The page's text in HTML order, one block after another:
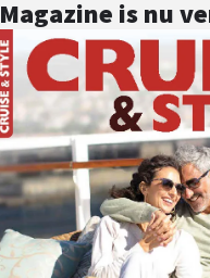
Magazine is nu